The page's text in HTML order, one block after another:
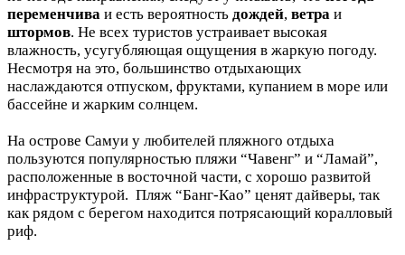
переменчива и есть вероятность дождей, ветра и
штормов. Не всех туристов устраивает высокая
влажность, усугубляющая ощущения в жаркую погоду.
Несмотря на это, большинство отдыхающих
наслаждаются отпуском, фруктами, купанием в море или
бассейне и жарким солнцем.
На острове Самуи у любителей пляжного отдыха
пользуются популярностью пляжи “Чавенг” и “Ламай”,
расположенные в восточной части, с хорошо развитой
инфраструктурой. Пляж “Банг-Као” ценят дайверы, так
как рядом с берегом находится потрясающий коралловый
риф.